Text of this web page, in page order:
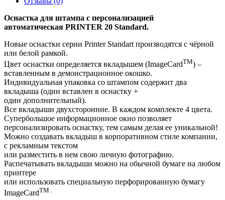
персонализацией.
Размер
Оснаcтка для штампа с персонализацией
автоматическая PRINTER 20 Standard.
Новые оснастки серии Printer Standart производятся с чёрной
или белой рамкой.
Цвет оснастки определяется вкладышем (ImageCardTM) –
вставленным в демонстрационное окошко.
Индивидуальная упаковка со штампом содержит два
вкладыша (один вставлен в оснастку +
один дополнительный).
Все вкладыши двухсторонние. В каждом комплекте 4 цвета.
Супербольшое информационное окно позволяет
персонализировать оснастку, тем самым делая ее уникальной!
Можно создавать вкладыш в корпоративном стиле компании,
с рекламным текстом
или разместить в нем свою личную фотографию.
Распечатывать вкладыши можно на обычной бумаге на любом
принтере
или использовать специальную перфорированную бумагу
ImageCardTM .